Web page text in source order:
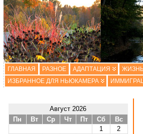
ГЛАВНАЯ РАЗНОЕ АДАПТАЦИЯ
ИЗБРАННОЕ ДЛЯ НЬЮКАМЕРА
Август 2026
Пн
Вт Ср Чт Пт Сб
Вс
1
2